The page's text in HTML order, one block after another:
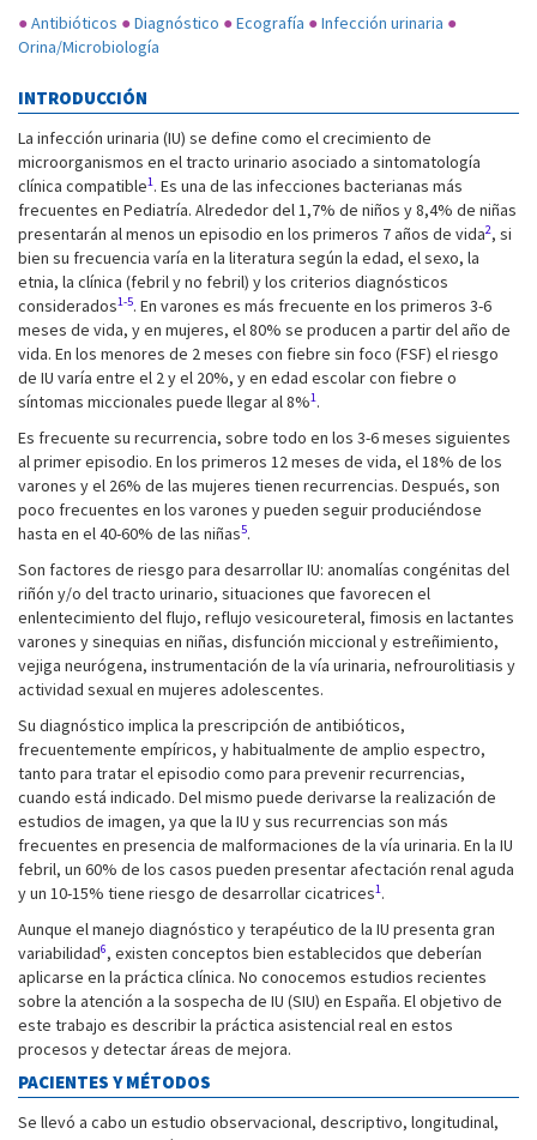
●Antibióticos ●Diagnóstico ●Ecografía ●Infección urinaria ●
Orina/Microbiología
INTRODUCCIÓN
La infección urinaria (IU) se define como el crecimiento de
microorganismos en el tracto urinario asociado a sintomatología
clínica compatible1. Es una de las infecciones bacterianas más
frecuentes en Pediatría. Alrededor del 1,7% de niños y 8,4% de niñas
presentarán al menos un episodio en los primeros 7 años de vida2, si
bien su frecuencia varía en la literatura según la edad, el sexo, la
etnia, la clínica (febril y no febril) y los criterios diagnósticos
considerados1-5. En varones es más frecuente en los primeros 3-6
meses de vida, y en mujeres, el 80% se producen a partir del año de
vida. En los menores de 2 meses con fiebre sin foco (FSF) el riesgo
de IU varía entre el 2 y el 20%, y en edad escolar con fiebre o
síntomas miccionales puede llegar al 8%1.
Es frecuente su recurrencia, sobre todo en los 3-6 meses siguientes
al primer episodio. En los primeros 12 meses de vida, el 18% de los
varones y el 26% de las mujeres tienen recurrencias. Después, son
poco frecuentes en los varones y pueden seguir produciéndose
hasta en el 40-60% de las niñas5.
Son factores de riesgo para desarrollar IU: anomalías congénitas del
riñón y/o del tracto urinario, situaciones que favorecen el
enlentecimiento del flujo, reflujo vesicoureteral, fimosis en lactantes
varones y sinequias en niñas, disfunción miccional y estreñimiento,
vejiga neurógena, instrumentación de la vía urinaria, nefrourolitiasis y
actividad sexual en mujeres adolescentes.
Su diagnóstico implica la prescripción de antibióticos,
frecuentemente empíricos, y habitualmente de amplio espectro,
tanto para tratar el episodio como para prevenir recurrencias,
cuando está indicado. Del mismo puede derivarse la realización de
estudios de imagen, ya que la IU y sus recurrencias son más
frecuentes en presencia de malformaciones de la vía urinaria. En la IU
febril, un 60% de los casos pueden presentar afectación renal aguda
y un 10-15% tiene riesgo de desarrollar cicatrices1.
Aunque el manejo diagnóstico y terapéutico de la IU presenta gran
variabilidad6, existen conceptos bien establecidos que deberían
aplicarse en la práctica clínica. No conocemos estudios recientes
sobre la atención a la sospecha de IU (SIU) en España. El objetivo de
este trabajo es describir la práctica asistencial real en estos
procesos y detectar áreas de mejora.
PACIENTES Y MÉTODOS
Se llevó a cabo un estudio observacional, descriptivo, longitudinal,